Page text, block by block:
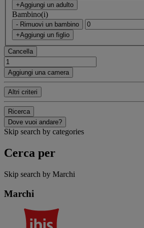
+Aggiungi un adulto
Bambino(i)
- Rimuovi un bambino
+Aggiungi un figlio
Cancella
Aggiungi una camera
Altri criteri
Ricerca
Dove vuoi andare?
Skip search by categories
Cerca per
Skip search by Marchi
Marchi